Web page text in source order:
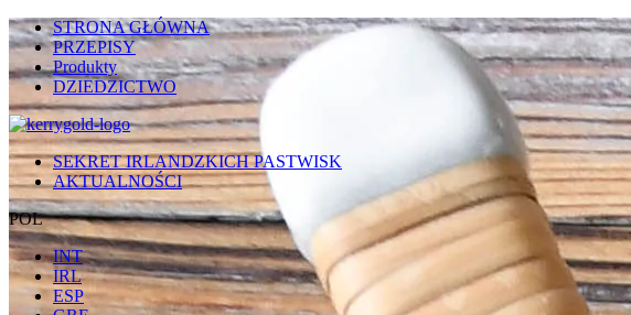
STRONA GŁÓWNA
PRZEPISY
Produkty
DZIEDZICTWO
SEKRET IRLANDZKICH PASTWISK
AKTUALNOŚCI
POL
INT
IRL
ESP